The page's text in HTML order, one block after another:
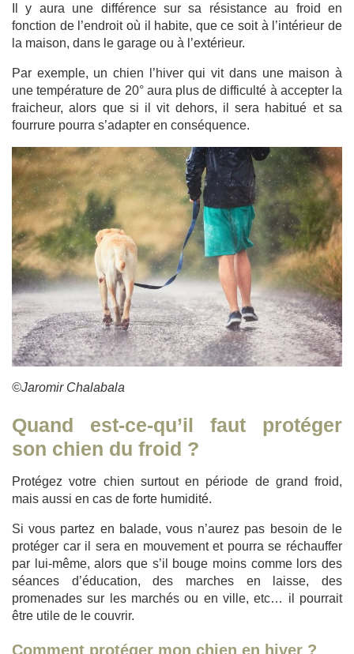
Il y aura une différence sur sa résistance au froid en
fonction de l’endroit où il habite, que ce soit à l’intérieur de
la maison, dans le garage ou à l’extérieur.
Par exemple, un chien l’hiver qui vit dans une maison à
une température de 20° aura plus de difficulté à accepter la
fraicheur, alors que si il vit dehors, il sera habitué et sa
fourrure pourra s’adapter en conséquence.
©Jaromir Chalabala
Quand est-ce-qu’il faut protéger
son chien du froid ?
Protégez votre chien surtout en période de grand froid,
mais aussi en cas de forte humidité.
Si vous partez en balade, vous n’aurez pas besoin de le
protéger car il sera en mouvement et pourra se réchauffer
par lui-même, alors que s’il bouge moins comme lors des
séances d’éducation, des marches en laisse, des
promenades sur les marchés ou en ville, etc… il pourrait
être utile de le couvrir.
Comment protéger mon chien en hiver ?